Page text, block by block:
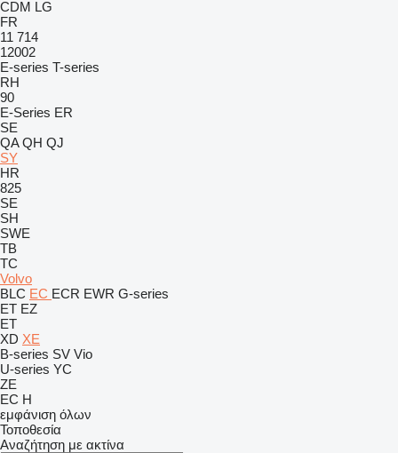
CDM LG
FR
11 714
12002
E-series T-series
RH
90
E-Series ER
SE
QA QH QJ
SY
HR
825
SE
SH
SWE
TB
TC
Volvo
BLC EC ECR EWR G-series
ET EZ
ET
XD XE
B-series SV Vio
U-series YC
ZE
EC H
εμφάνιση όλων
Τοποθεσία
Αναζήτηση με ακτίνα